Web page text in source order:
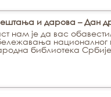
и дарова – Дан
нам је да вас
националног
библиотека